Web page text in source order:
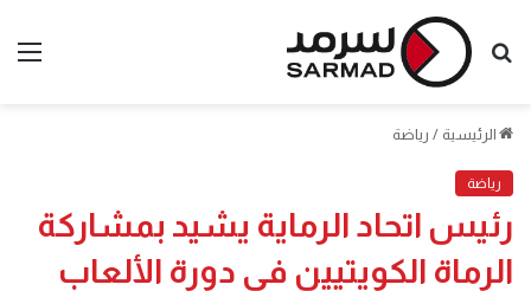
بحث
الرئيسية / رياضة
رياضة
رئيس اتحاد الرماية يشيد بمشاركة
الرماة الكويتيين في دورة الألعاب